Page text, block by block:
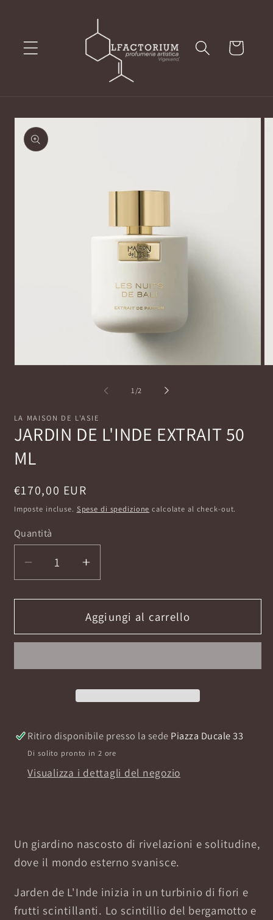
Carrello
Passa alle
informazioni
sul prodotto
finestra
1/su2
LA MAISON DE L'ASIE
JARDIN DE L'INDE EXTRAIT 50
ML
Prezzo
di
€170,00 EUR
Imposte incluse. Spese di spedizione calcolate al check-out.
Quantità
Diminuisci
quantità
per
DE
Aumenta
quantità
per
JARDIN
DE
Aggiungi al carrello
Ritiro disponibile presso la sede Piazza Ducale 33
Di solito pronto in 2 ore
Visualizza i dettagli del negozio
Un giardino nascosto di rivelazioni e solitudine,
dove il mondo esterno svanisce.
Jarden de L'Inde inizia in un turbinio di fiori e
frutti scintillanti. Lo scintillio del bergamotto e